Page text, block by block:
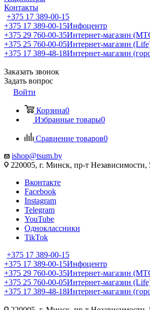
Контакты
+375 17 389-00-15
+375 17 389-00-15Инфоцентр
+375 29 760-00-35Интернет-магазин
+375 25 760-00-05Интернет-магазин
+375 17 389-48-18Интернет-магазин
Заказать звонок
Задать вопрос
Войти
Корзина0
Избранные товары0
Сравнение товаров0
ishop@tsum.by
220005, г. Минск, пр-т Независимости,
Вконтакте
Facebook
Instagram
Telegram
YouTube
Одноклассники
TikTok
+375 17 389-00-15
+375 17 389-00-15Инфоцентр
+375 29 760-00-35Интернет-магазин
+375 25 760-00-05Интернет-магазин
+375 17 389-48-18Интернет-магазин